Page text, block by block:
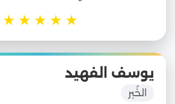
★
★
★
★
★
يوسف الفهيد
الخُبر